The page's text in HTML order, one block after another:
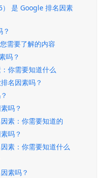
是 Google 排名因素
？
需要了解的内容
吗？
你需要知道什么
名因素吗？
吗？
素：你需要知道的
吗？
素：你需要知道什么
素吗？